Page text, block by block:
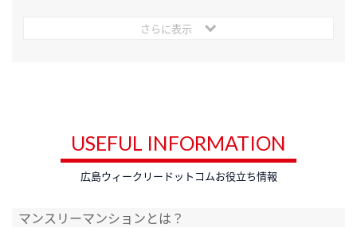
さらに表示
USEFUL INFORMATION
広島ウィークリードットコムお役立ち情報
マンスリーマンションとは？